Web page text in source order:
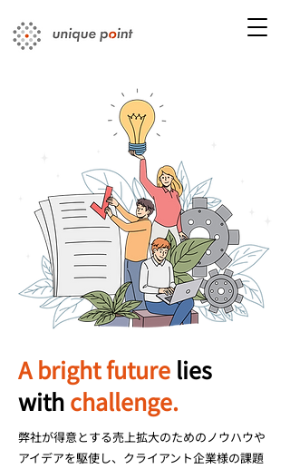
A bright future lies
withchallenge.
弊社が得意とする売上拡大のためのノウハウや
アイデアを駆使し、クライアント企業様の課題